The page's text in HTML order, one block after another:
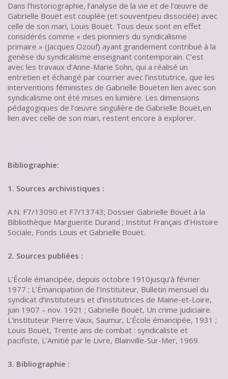
Dans l’historiographie, l’analyse de la vie et de l’œuvre de
Gabrielle Bouët est couplée (et souventpeu dissociée) avec
celle de son mari, Louis Bouët. Tous deux sont en effet
considérés comme « des pionniers du syndicalisme
primaire » (Jacques Ozouf) ayant grandement contribué à la
genèse du syndicalisme enseignant contemporain. C’est
avec les travaux d’Anne-Marie Sohn, qui a réalisé un
entretien et échangé par courrier avec l’institutrice, que les
interventions féministes de Gabrielle Bouëten lien avec son
syndicalisme ont été mises en lumière. Les dimensions
pédagogiques de l’œuvre singulière de Gabrielle Bouët,en
lien avec celle de son mari, restent encore à explorer.
Bibliographie:
1. Sources archivistiques :
A.N. F7/13090 et F7/13743; Dossier Gabrielle Bouët à la
Bibliothèque Marguerite Durand ; Institut Français d’Histoire
Sociale, Fonds Louis et Gabrielle Bouët.
2. Sources publiées :
L’École émancipée, depuis octobre 1910jusqu’à février
1977 ; L’Émancipation de l’Instituteur, Bulletin mensuel du
syndicat d’instituteurs et d’institutrices de Maine-et-Loire,
juin 1907 – nov. 1921 ; Gabrielle Bouët, Un crime judiciaire.
L’instituteur Pierre Vaux, Saumur, L’École émancipée, 1931 ;
Louis Bouët, Trente ans de combat : syndicaliste et
pacifiste, L’Amitié par le Livre, Blainville-Sur-Mer, 1969.
3. Bibliographie :